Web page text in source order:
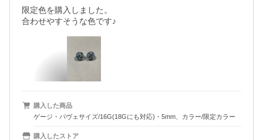
限定色を購入しました。
合わせやすそうな色です♪
購入した商品
ゲージ・パヴェサイズ/16G(18Gにも対応)・5mm、カラー/限定カラー
購入したストア